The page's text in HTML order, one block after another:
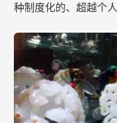
种制度化的、超越个